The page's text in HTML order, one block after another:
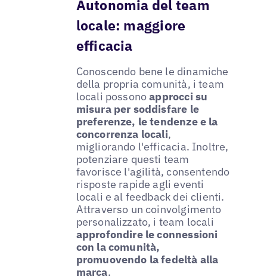
Autonomia del team
locale: maggiore
efficacia
Conoscendo bene le dinamiche
della propria comunità, i team
locali possonoapprocci su
misura per soddisfare le
preferenze, le tendenze e la
concorrenza locali,
migliorando l'efficacia. Inoltre,
potenziare questi team
favorisce l'agilità, consentendo
risposte rapide agli eventi
locali e al feedback dei clienti.
Attraverso un coinvolgimento
personalizzato, i team locali
approfondire le connessioni
con la comunità,
promuovendo la fedeltà alla
marca.